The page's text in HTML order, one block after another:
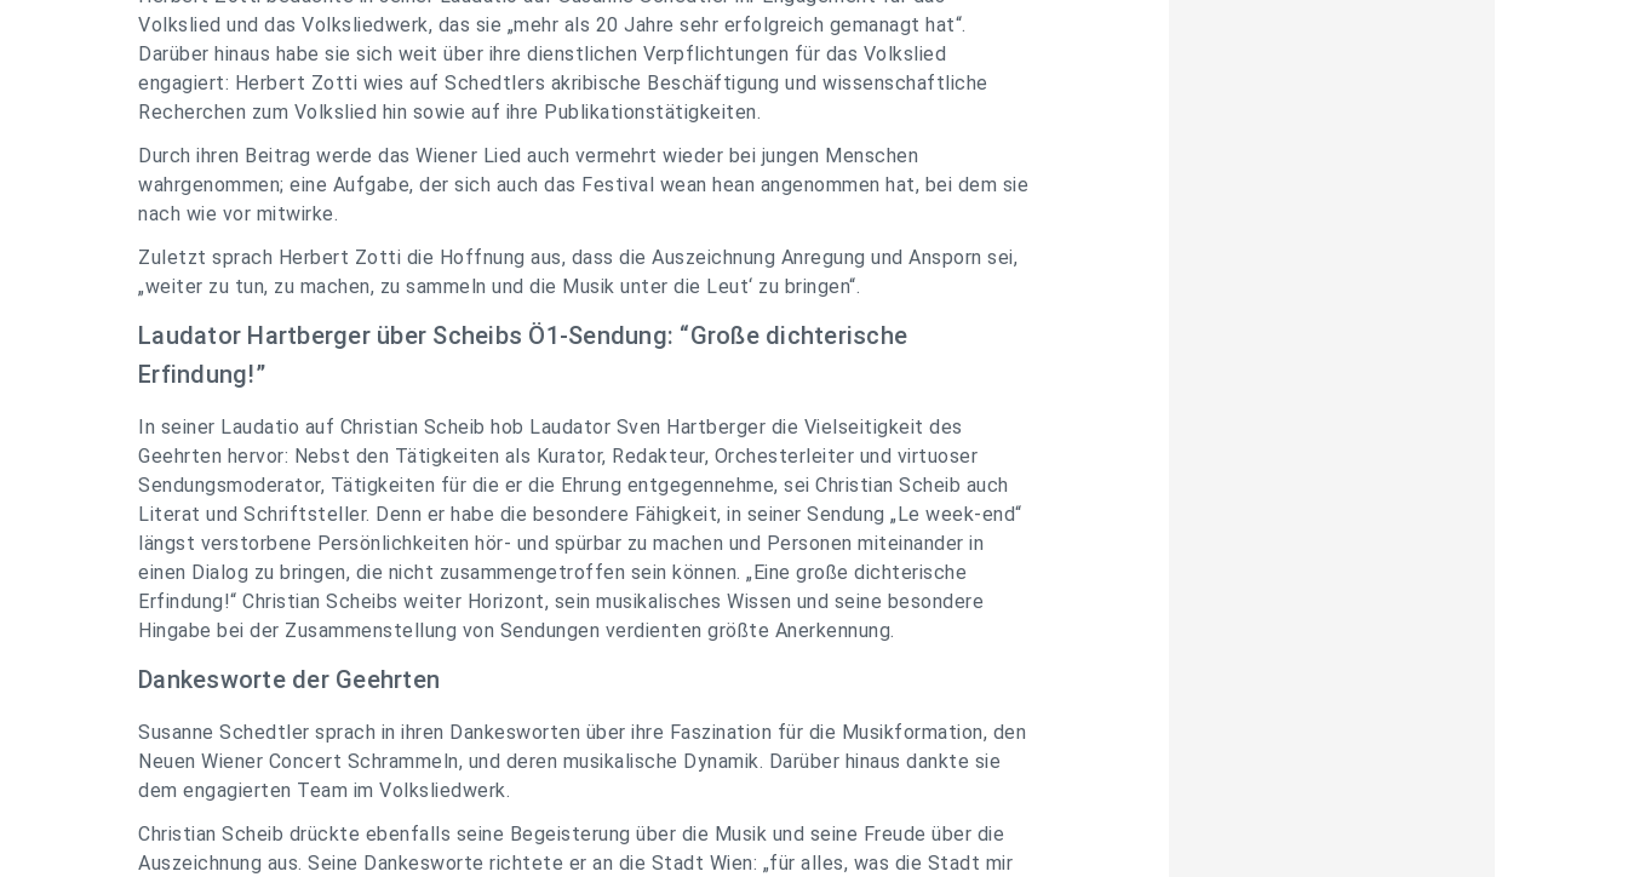
Volkslied und das Volksliedwerk, das sie „mehr als 20 Jahre sehr erfolgreich gemanagt hat“.
Darüber hinaus habe sie sich weit über ihre dienstlichen Verpflichtungen für das Volkslied
engagiert: Herbert Zotti wies auf Schedtlers akribische Beschäftigung und wissenschaftliche
Recherchen zum Volkslied hin sowie auf ihre Publikationstätigkeiten.
Durch ihren Beitrag werde das Wiener Lied auch vermehrt wieder bei jungen Menschen
wahrgenommen; eine Aufgabe, der sich auch das Festival wean hean angenommen hat, bei dem sie
nach wie vor mitwirke.
Zuletzt sprach Herbert Zotti die Hoffnung aus, dass die Auszeichnung Anregung und Ansporn sei,
„weiter zu tun, zu machen, zu sammeln und die Musik unter die Leut‘ zu bringen“.
Laudator Hartberger über Scheibs Ö1-Sendung: “Große dichterische
Erfindung!”
In seiner Laudatio auf Christian Scheib hob Laudator Sven Hartberger die Vielseitigkeit des
Geehrten hervor: Nebst den Tätigkeiten als Kurator, Redakteur, Orchesterleiter und virtuoser
Sendungsmoderator, Tätigkeiten für die er die Ehrung entgegennehme, sei Christian Scheib auch
Literat und Schriftsteller. Denn er habe die besondere Fähigkeit, in seiner Sendung „Le week-end“
längst verstorbene Persönlichkeiten hör- und spürbar zu machen und Personen miteinander in
einen Dialog zu bringen, die nicht zusammengetroffen sein können. „Eine große dichterische
Erfindung!“ Christian Scheibs weiter Horizont, sein musikalisches Wissen und seine besondere
Hingabe bei der Zusammenstellung von Sendungen verdienten größte Anerkennung.
Dankesworte der Geehrten
Susanne Schedtler sprach in ihren Dankesworten über ihre Faszination für die Musikformation, den
Neuen Wiener Concert Schrammeln, und deren musikalische Dynamik. Darüber hinaus dankte sie
dem engagierten Team im Volksliedwerk.
Christian Scheib drückte ebenfalls seine Begeisterung über die Musik und seine Freude über die
Auszeichnung aus. Seine Dankesworte richtete er an die Stadt Wien: „für alles, was die Stadt mir